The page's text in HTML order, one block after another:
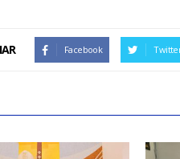
Facebook